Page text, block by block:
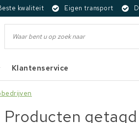
kwaliteit Eigen transport
Klantenservice
Producten